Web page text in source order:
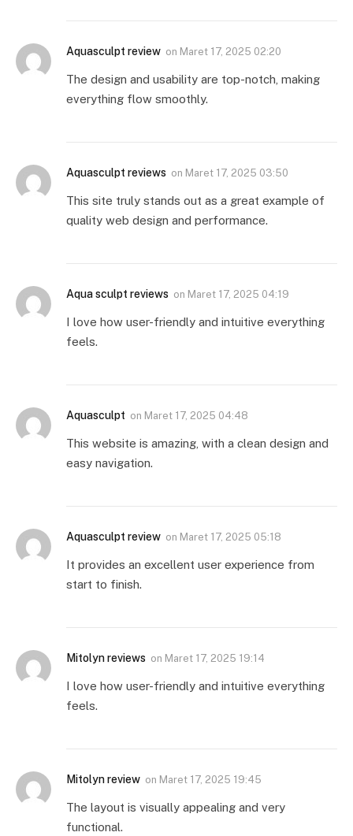
Aquasculpt review on Maret 17, 2025 02:20
The design and usability are top-notch, making
everything flow smoothly.
Aquasculpt reviews on Maret 17, 2025 03:50
This site truly stands out as a great example of
quality web design and performance.
Aqua sculpt reviews on Maret 17, 2025 04:19
I love how user-friendly and intuitive everything
feels.
Aquasculpt on Maret 17, 2025 04:48
This website is amazing, with a clean design and
easy navigation.
Aquasculpt review on Maret 17, 2025 05:18
It provides an excellent user experience from
start to finish.
Mitolyn reviews on Maret 17, 2025 19:14
I love how user-friendly and intuitive everything
feels.
Mitolyn review on Maret 17, 2025 19:45
The layout is visually appealing and very
functional.